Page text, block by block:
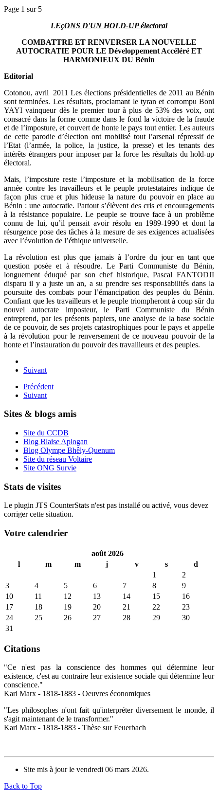
Page 1 sur 5
LEçONS D'UN HOLD-UP électoral
COMBATTRE ET RENVERSER LA NOUVELLE
AUTOCRATIE POUR LE Développement Accéléré ET
HARMONIEUX DU Bénin
Editorial
Cotonou, avril 2011 Les élections présidentielles de 2011 au Bénin
sont terminées. Les résultats, proclamant le tyran et corrompu Boni
YAYI vainqueur dès le premier tour à plus de 53% des voix, ont
consacré dans la forme comme dans le fond la victoire de la fraude
et de l’imposture, et couvert de honte le pays tout entier. Les auteurs
de cette parodie d’élection ont mobilisé tout l’arsenal répressif de
l’Etat (l’armée, la police, la justice, la presse) et les tenants des
intérêts étrangers pour imposer par la force les résultats du hold-up
électoral.
Mais, l’imposture reste l’imposture et la mobilisation de la force
armée contre les travailleurs et le peuple protestataires indique de
façon plus crue et plus hideuse la nature du pouvoir en place au
Bénin : une autocratie. Partout s’élèvent des cris et encouragements
à la résistance populaire. Le peuple se trouve face à un problème
connu de lui, qu’il pensait avoir résolu en 1989-1990 et dont la
résurgence pose des tâches à la mesure de ses exigences actualisées
avec l’évolution de l’éthique universelle.
La révolution est plus que jamais à l’ordre du jour en tant que
question posée et à résoudre. Le Parti Communiste du Bénin,
longuement éduqué par son chef historique, Pascal FANTODJI
disparu il y a juste un an, a su prendre ses responsabilités dans la
poursuite des combats pour l’émancipation des peuples du Bénin.
Confiant que les travailleurs et le peuple triompheront à coup sûr du
nouvel autocrate imposteur, le Parti Communiste du Bénin
entreprend, par les présents papiers, une analyse de la base sociale
de ce pouvoir, de ses projets catastrophiques pour le pays et appelle
à la révolution pour le renversement de ce nouveau pouvoir de la
honte et l’instauration du pouvoir des travailleurs et des peuples.
Suivant
Précédent
Suivant
Sites & blogs amis
Site du CCDB
Blog Blaise Aplogan
Blog Olympe Bhêly-Quenum
Site du réseau Voltaire
Site ONG Survie
Stats de visites
Le plugin JTS CounterStats n'est pas installé ou activé, vous devez
corriger cette situation.
Votre calendrier
août 2026
l
m m j v s
d
1
2
3
4 5 6 7 8
9
10
11 12 13 14 15
16
17
18 19 20 21 22
23
24
25 26 27 28 29
30
31
Citations
"Ce n'est pas la conscience des hommes qui détermine leur
existence, c'est au contraire leur existence sociale qui détermine leur
conscience."
Karl Marx - 1818-1883 - Oeuvres économiques
"Les philosophes n'ont fait qu'interpréter diversement le monde, il
s'agit maintenant de le transformer."
Karl Marx - 1818-1883 - Thèse sur Feuerbach
Site mis à jour le vendredi 06 mars 2026.
Back to Top